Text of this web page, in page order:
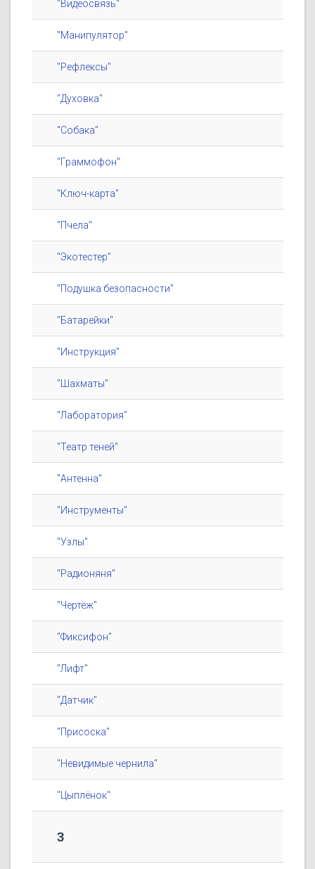
"Видеосвязь"
"Манипулятор"
"Рефлексы"
"Духовка"
"Собака"
"Граммофон"
"Ключ-карта"
"Пчела"
"Экотестер"
"Подушка безопасности"
"Батарейки"
"Инструкция"
"Шахматы"
"Лаборатория"
"Театр теней"
"Антенна"
"Инструменты"
"Узлы"
"Радионяня"
"Чертёж"
"Фиксифон"
"Лифт"
"Датчик"
"Присоска"
"Невидимые чернила"
"Цыплёнок"
3